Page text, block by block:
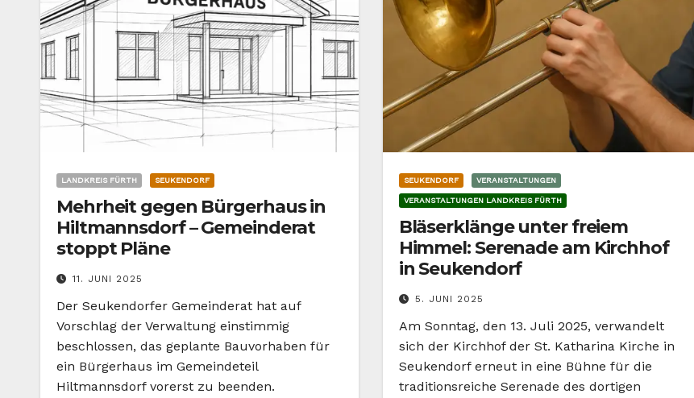
LANDKREIS FÜRTH SEUKENDORF
Mehrheit gegen Bürgerhaus in
Hiltmannsdorf – Gemeinderat
stoppt Pläne
11. JUNI 2025
Der Seukendorfer Gemeinderat hat auf
Vorschlag der Verwaltung einstimmig
beschlossen, das geplante Bauvorhaben für
ein Bürgerhaus im Gemeindeteil
Hiltmannsdorf vorerst zu beenden.
SEUKENDORF VERANSTALTUNGEN
VERANSTALTUNGEN LANDKREIS FÜRTH
Bläserklänge unter freiem
Himmel: Serenade am Kirchhof
in Seukendorf
5. JUNI 2025
Am Sonntag, den 13. Juli 2025, verwandelt
sich der Kirchhof der St. Katharina Kirche in
Seukendorf erneut in eine Bühne für die
traditionsreiche Serenade des dortigen